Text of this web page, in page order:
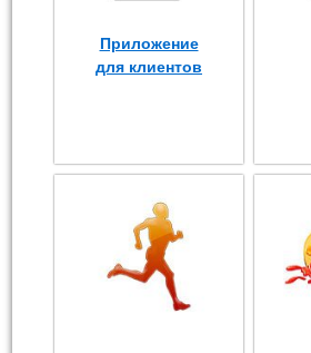
Приложение
для клиентов